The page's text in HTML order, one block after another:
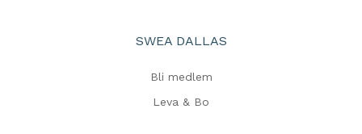
SWEA DALLAS
Bli medlem
Leva & Bo